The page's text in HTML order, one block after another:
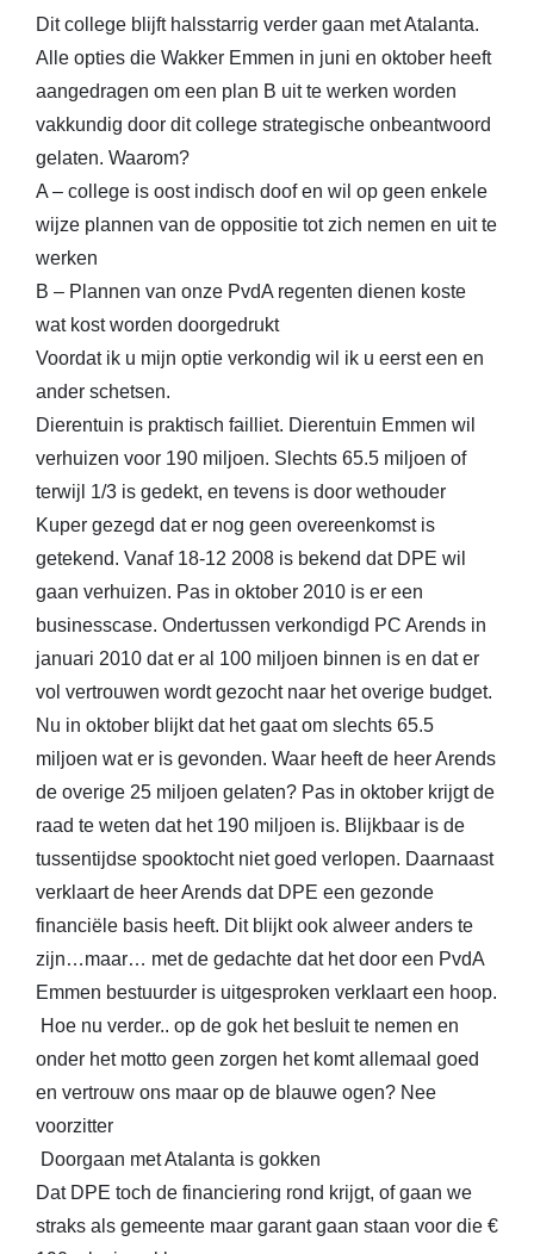
Dit college blijft halsstarrig verder gaan met Atalanta.
Alle opties die Wakker Emmen in juni en oktober heeft
aangedragen om een plan B uit te werken worden
vakkundig door dit college strategische onbeantwoord
gelaten. Waarom?
A – college is oost indisch doof en wil op geen enkele
wijze plannen van de oppositie tot zich nemen en uit te
werken
B – Plannen van onze PvdA regenten dienen koste
wat kost worden doorgedrukt
Voordat ik u mijn optie verkondig wil ik u eerst een en
ander schetsen.
Dierentuin is praktisch failliet. Dierentuin Emmen wil
verhuizen voor 190 miljoen. Slechts 65.5 miljoen of
terwijl 1/3 is gedekt, en tevens is door wethouder
Kuper gezegd dat er nog geen overeenkomst is
getekend. Vanaf 18-12 2008 is bekend dat DPE wil
gaan verhuizen. Pas in oktober 2010 is er een
businesscase. Ondertussen verkondigd PC Arends in
januari 2010 dat er al 100 miljoen binnen is en dat er
vol vertrouwen wordt gezocht naar het overige budget.
Nu in oktober blijkt dat het gaat om slechts 65.5
miljoen wat er is gevonden. Waar heeft de heer Arends
de overige 25 miljoen gelaten? Pas in oktober krijgt de
raad te weten dat het 190 miljoen is. Blijkbaar is de
tussentijdse spooktocht niet goed verlopen. Daarnaast
verklaart de heer Arends dat DPE een gezonde
financiële basis heeft. Dit blijkt ook alweer anders te
zijn…maar… met de gedachte dat het door een PvdA
Emmen bestuurder is uitgesproken verklaart een hoop.
Hoe nu verder.. op de gok het besluit te nemen en
onder het motto geen zorgen het komt allemaal goed
en vertrouw ons maar op de blauwe ogen? Nee
voorzitter
Doorgaan met Atalanta is gokken
Dat DPE toch de financiering rond krijgt, of gaan we
straks als gemeente maar garant gaan staan voor die €